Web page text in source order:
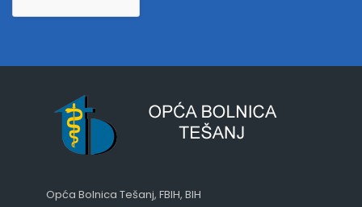
Opća Bolnica Tešanj, FBIH, BIH